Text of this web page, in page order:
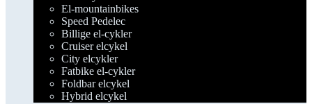
El-mountainbikes
Speed Pedelec
Billige el-cykler
Cruiser elcykel
City elcykler
Fatbike el-cykler
Foldbar elcykel
Hybrid elcykel